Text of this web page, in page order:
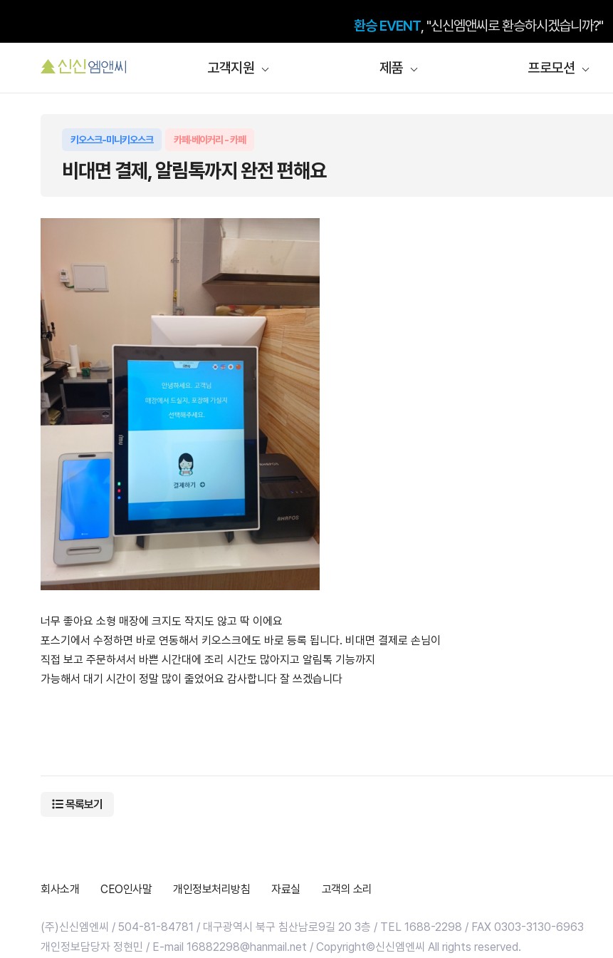
환승 EVENT , "신신엠앤씨로 환승하시겠습니까?"
고객지원 제품 프로모션
키오스크-미니키오스크 카페·베이커리 - 카페
비대면 결제, 알림톡까지 완전 편해요
너무 좋아요 소형 매장에 크지도 작지도 않고 딱 이에요
포스기에서 수정하면 바로 연동해서 키오스크에도 바로 등록 됩니다. 비대면 결제로 손님이
직접 보고 주문하셔서 바쁜 시간대에 조리 시간도 많아지고 알림톡 기능까지
가능해서 대기 시간이 정말 많이 줄었어요 감사합니다 잘 쓰겠습니다
목록보기
회사소개 CEO인사말 개인정보처리방침 자료실 고객의 소리
(주)신신엠엔씨 / 504-81-84781 / 대구광역시 북구 침산남로9길 20 3층 / TEL 1688-2298 / FAX 0303-3130-6963
개인정보담당자 정현민 / E-mail 16882298@hanmail.net / Copyright©신신엠엔씨 All rights reserved.